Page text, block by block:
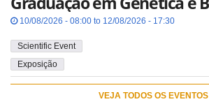
10/08/2026 - 08:00 to 12/08/2026 - 17:30
Scientific Event
Exposição
VEJA TODOS OS